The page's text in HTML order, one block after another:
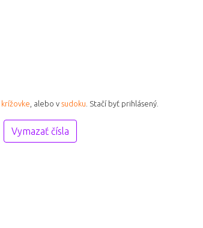
krížovke , alebo v sudoku . Stačí byť prihlásený.